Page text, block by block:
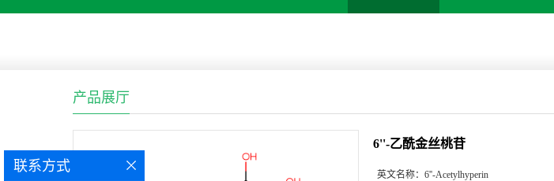
产品展厅
6''-乙酰金丝桃苷
英文名称： 6''-Acetylhyperin
联系方式